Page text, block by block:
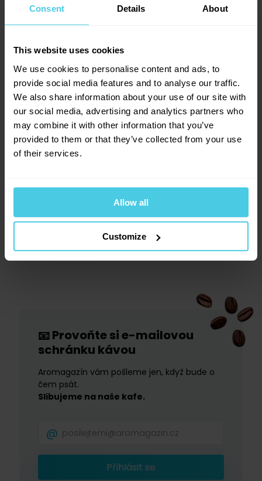
Consent Details About
This website uses cookies
We use cookies to personalise content and ads, to
provide social media features and to analyse our traffic.
We also share information about your use of our site with
our social media, advertising and analytics partners who
may combine it with other information that you’ve
provided to them or that they’ve collected from your use
of their services.
Allow all
Customize
stůl. Káva je pro nás vášní stejně jako pro vás.
Sdílejte
Facebook Twitter
📧Provoňte si e-mailovou
schránku kávou
Aromagazín vám pošleme jen, když bude o
čem psát.
Slibujeme na naše kafe.
Přihlásit se